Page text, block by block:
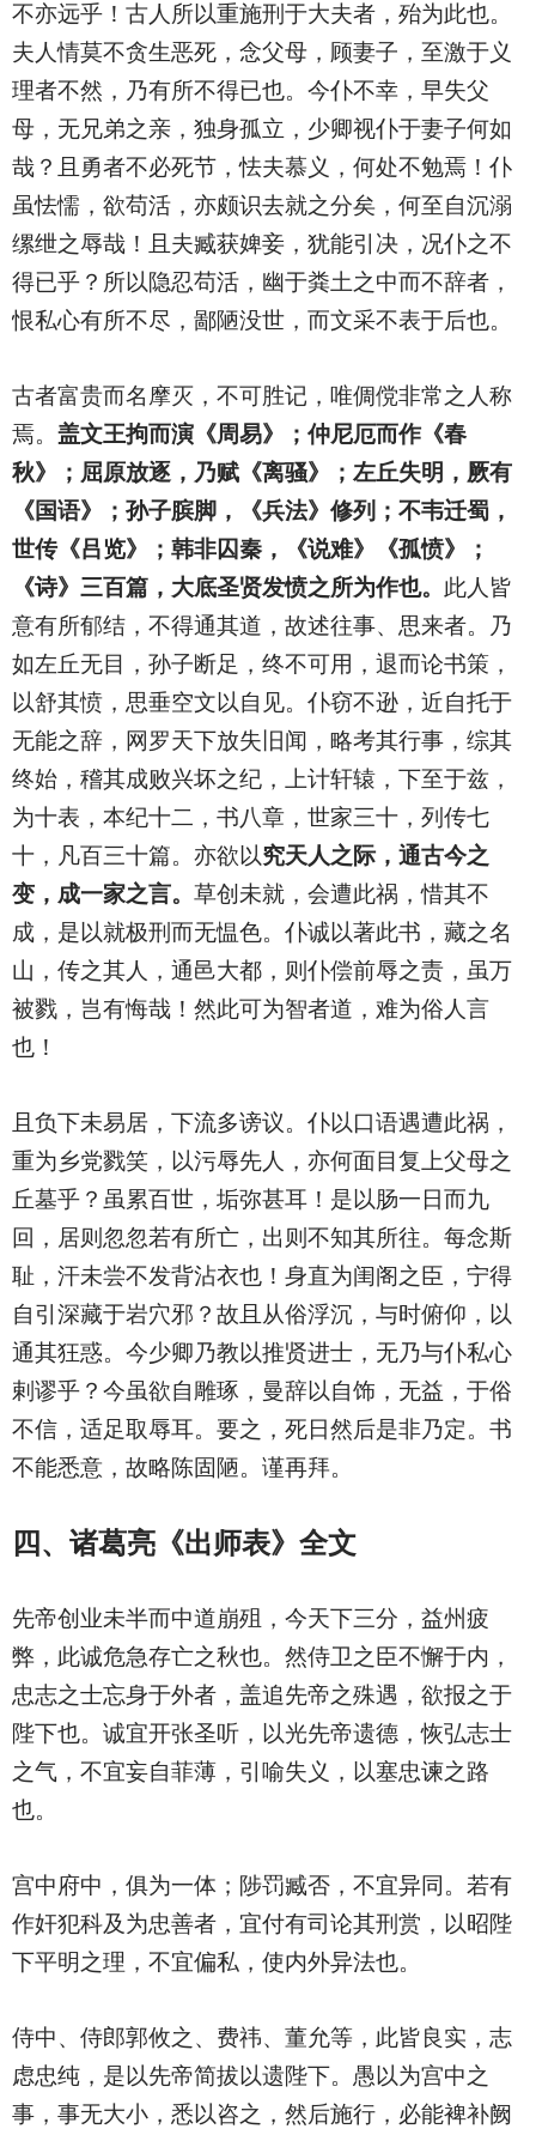
不亦远乎！古人所以重施刑于大夫者，殆为此也。
夫人情莫不贪生恶死，念父母，顾妻子，至激于义
理者不然，乃有所不得已也。今仆不幸，早失父
母，无兄弟之亲，独身孤立，少卿视仆于妻子何如
哉？且勇者不必死节，怯夫慕义，何处不勉焉！仆
虽怯懦，欲苟活，亦颇识去就之分矣，何至自沉溺
缧绁之辱哉！且夫臧获婢妾，犹能引决，况仆之不
得已乎？所以隐忍苟活，幽于粪土之中而不辞者，
恨私心有所不尽，鄙陋没世，而文采不表于后也。
古者富贵而名摩灭，不可胜记，唯倜傥非常之人称
焉。 盖文王拘而演《周易》；仲尼厄而作《春
秋》；屈原放逐，乃赋《离骚》；左丘失明，厥有
《国语》；孙子膑脚，《兵法》修列；不韦迁蜀，
世传《吕览》；韩非囚秦，《说难》《孤愤》；
《诗》三百篇，大底圣贤发愤之所为作也。 此人皆
意有所郁结，不得通其道，故述往事、思来者。乃
如左丘无目，孙子断足，终不可用，退而论书策，
以舒其愤，思垂空文以自见。仆窃不逊，近自托于
无能之辞，网罗天下放失旧闻，略考其行事，综其
终始，稽其成败兴坏之纪，上计轩辕，下至于兹，
为十表，本纪十二，书八章，世家三十，列传七
十，凡百三十篇。亦欲以究天人之际，通古今之
变，成一家之言。 草创未就，会遭此祸，惜其不
成，是以就极刑而无愠色。仆诚以著此书，藏之名
山，传之其人，通邑大都，则仆偿前辱之责，虽万
被戮，岂有悔哉！然此可为智者道，难为俗人言
也！
且负下未易居，下流多谤议。仆以口语遇遭此祸，
重为乡党戮笑，以污辱先人，亦何面目复上父母之
丘墓乎？虽累百世，垢弥甚耳！是以肠一日而九
回，居则忽忽若有所亡，出则不知其所往。每念斯
耻，汗未尝不发背沾衣也！身直为闺阁之臣，宁得
自引深藏于岩穴邪？故且从俗浮沉，与时俯仰，以
通其狂惑。今少卿乃教以推贤进士，无乃与仆私心
剌谬乎？今虽欲自雕琢，曼辞以自饰，无益，于俗
不信，适足取辱耳。要之，死日然后是非乃定。书
不能悉意，故略陈固陋。谨再拜。
四、诸葛亮《出师表》 全文
先帝创业未半而中道崩殂，今天下三分，益州疲
弊，此诚危急存亡之秋也。然侍卫之臣不懈于内，
忠志之士忘身于外者，盖追先帝之殊遇，欲报之于
陛下也。诚宜开张圣听，以光先帝遗德，恢弘志士
之气，不宜妄自菲薄，引喻失义，以塞忠谏之路
也。
宫中府中，俱为一体；陟罚臧否，不宜异同。若有
作奸犯科及为忠善者，宜付有司论其刑赏，以昭陛
下平明之理，不宜偏私，使内外异法也。
侍中、侍郎郭攸之、费祎、董允等，此皆良实，志
虑忠纯，是以先帝简拔以遗陛下。愚以为宫中之
事，事无大小，悉以咨之，然后施行，必能裨补阙